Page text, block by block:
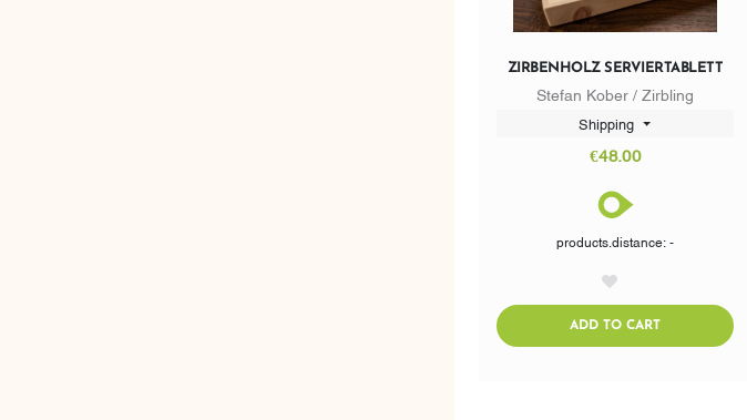
ZIRBENHOLZ SERVIERTABLETT
Stefan Kober / Zirbling
Shipping
€48.00
products.distance: -
ADD TO CARTADDTOCART